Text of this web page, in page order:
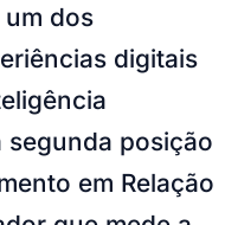
dos
digitais
segunda posição
em Relação